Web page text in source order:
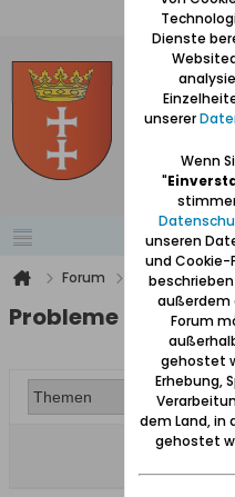
Forum Nur für
Probleme
Dienste
unserer
Wenn
"
unseren
und Cookie-
außerdem
Forum
gehostet
Erhebung,
dem Land, in
gehostet